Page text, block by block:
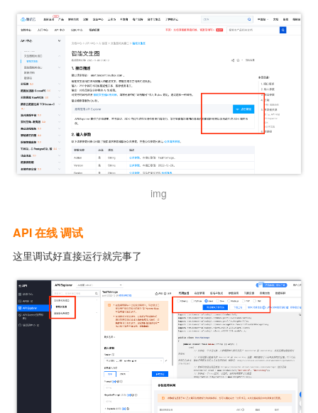
img
API 在线 调试
这里调试好直接运行就完事了